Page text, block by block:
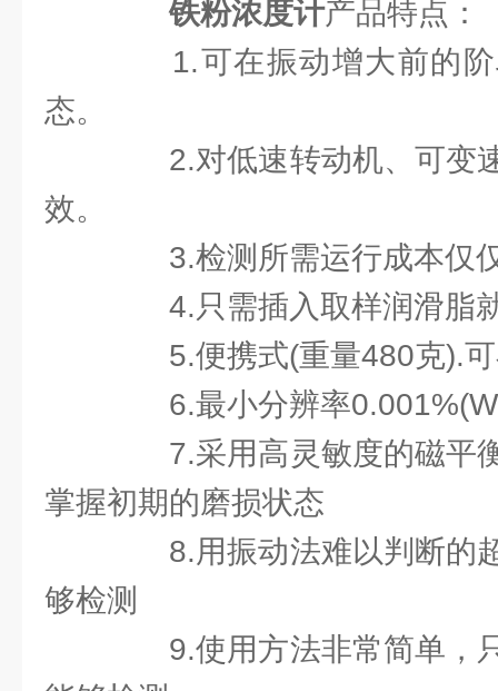
铁粉浓度计产品特点：
1.可在振动增大前的阶
态。
2.对低速转动机、可变
效。
3.检测所需运行成本仅
4.只需插入取样润滑脂
5.便携式(重量480克).可
6.最小分辨率
7.采用高灵敏度的磁平
掌握初期的磨损状态
8.用振动法难以判断的
够检测
9.使用方法非常简单，